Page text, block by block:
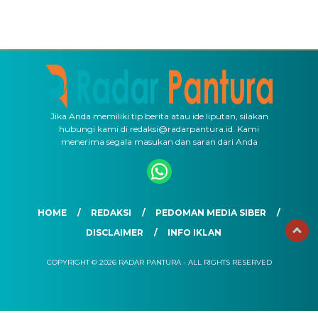
Jika Anda memiliki tip berita atau ide liputan, silakan
hubungi kami di redaksi@radarpantura.id. Kami
menerima segala masukan dan saran dari Anda
HOME REDAKSI
PEDOMAN MEDIA SIBER
DISCLAIMER
INFO IKLAN
COPYRIGHT © 2026 RADAR PANTURA - ALL RIGHTS RESERVED